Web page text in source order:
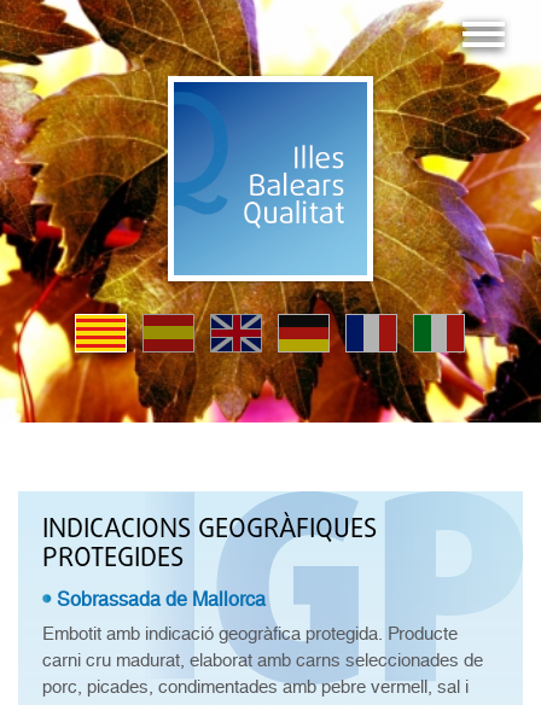
INDICACIONS GEOGRÀFIQUES
PROTEGIDES
Sobrassada de Mallorca
Embotit amb indicació geogràfica protegida. Producte
carni cru madurat, elaborat amb carns seleccionades de
porc, picades, condimentades amb pebre vermell, sal i